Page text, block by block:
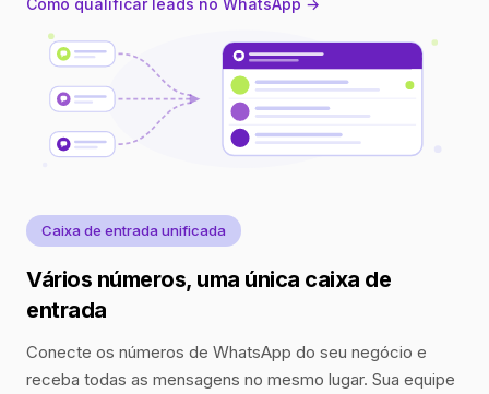
Como qualificar leads no WhatsApp →
Caixa de entrada unificada
Vários números, uma única caixa de
entrada
Conecte os números de WhatsApp do seu negócio e
receba todas as mensagens no mesmo lugar. Sua equipe